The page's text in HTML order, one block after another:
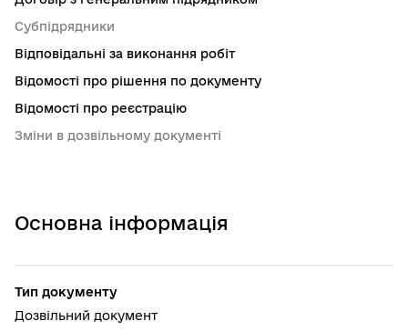
Основна інформація
Тип документу
Дозвільний документ
Субпідрядники
Відповідальні за виконання робіт
Відомості про рішення по документу
Відомості про реєстрацію
Зміни в дозвільному документі